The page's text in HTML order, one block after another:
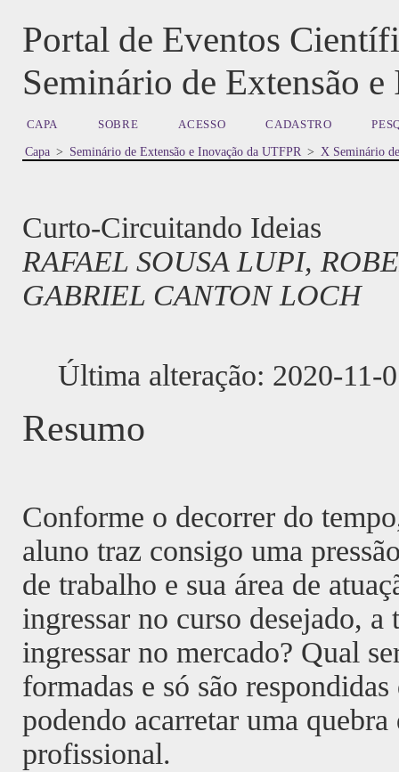
Portal de Eventos
Seminário de Extensão
CAPA SOBRE ACESSO CADASTRO
Capa > Seminário de Extensão e Inovação da UTFPR > X Seminário
Curto-Circuitando Ideias
RAFAEL SOUSA LUPI,
GABRIEL CANTON LOCH
Última alteração: 2020-11-
Resumo
Conforme o decorrer do
aluno traz consigo uma
de trabalho e sua área de
ingressar no curso desejado, a
ingressar no mercado? Qual
formadas e só são
podendo acarretar uma
profissional.